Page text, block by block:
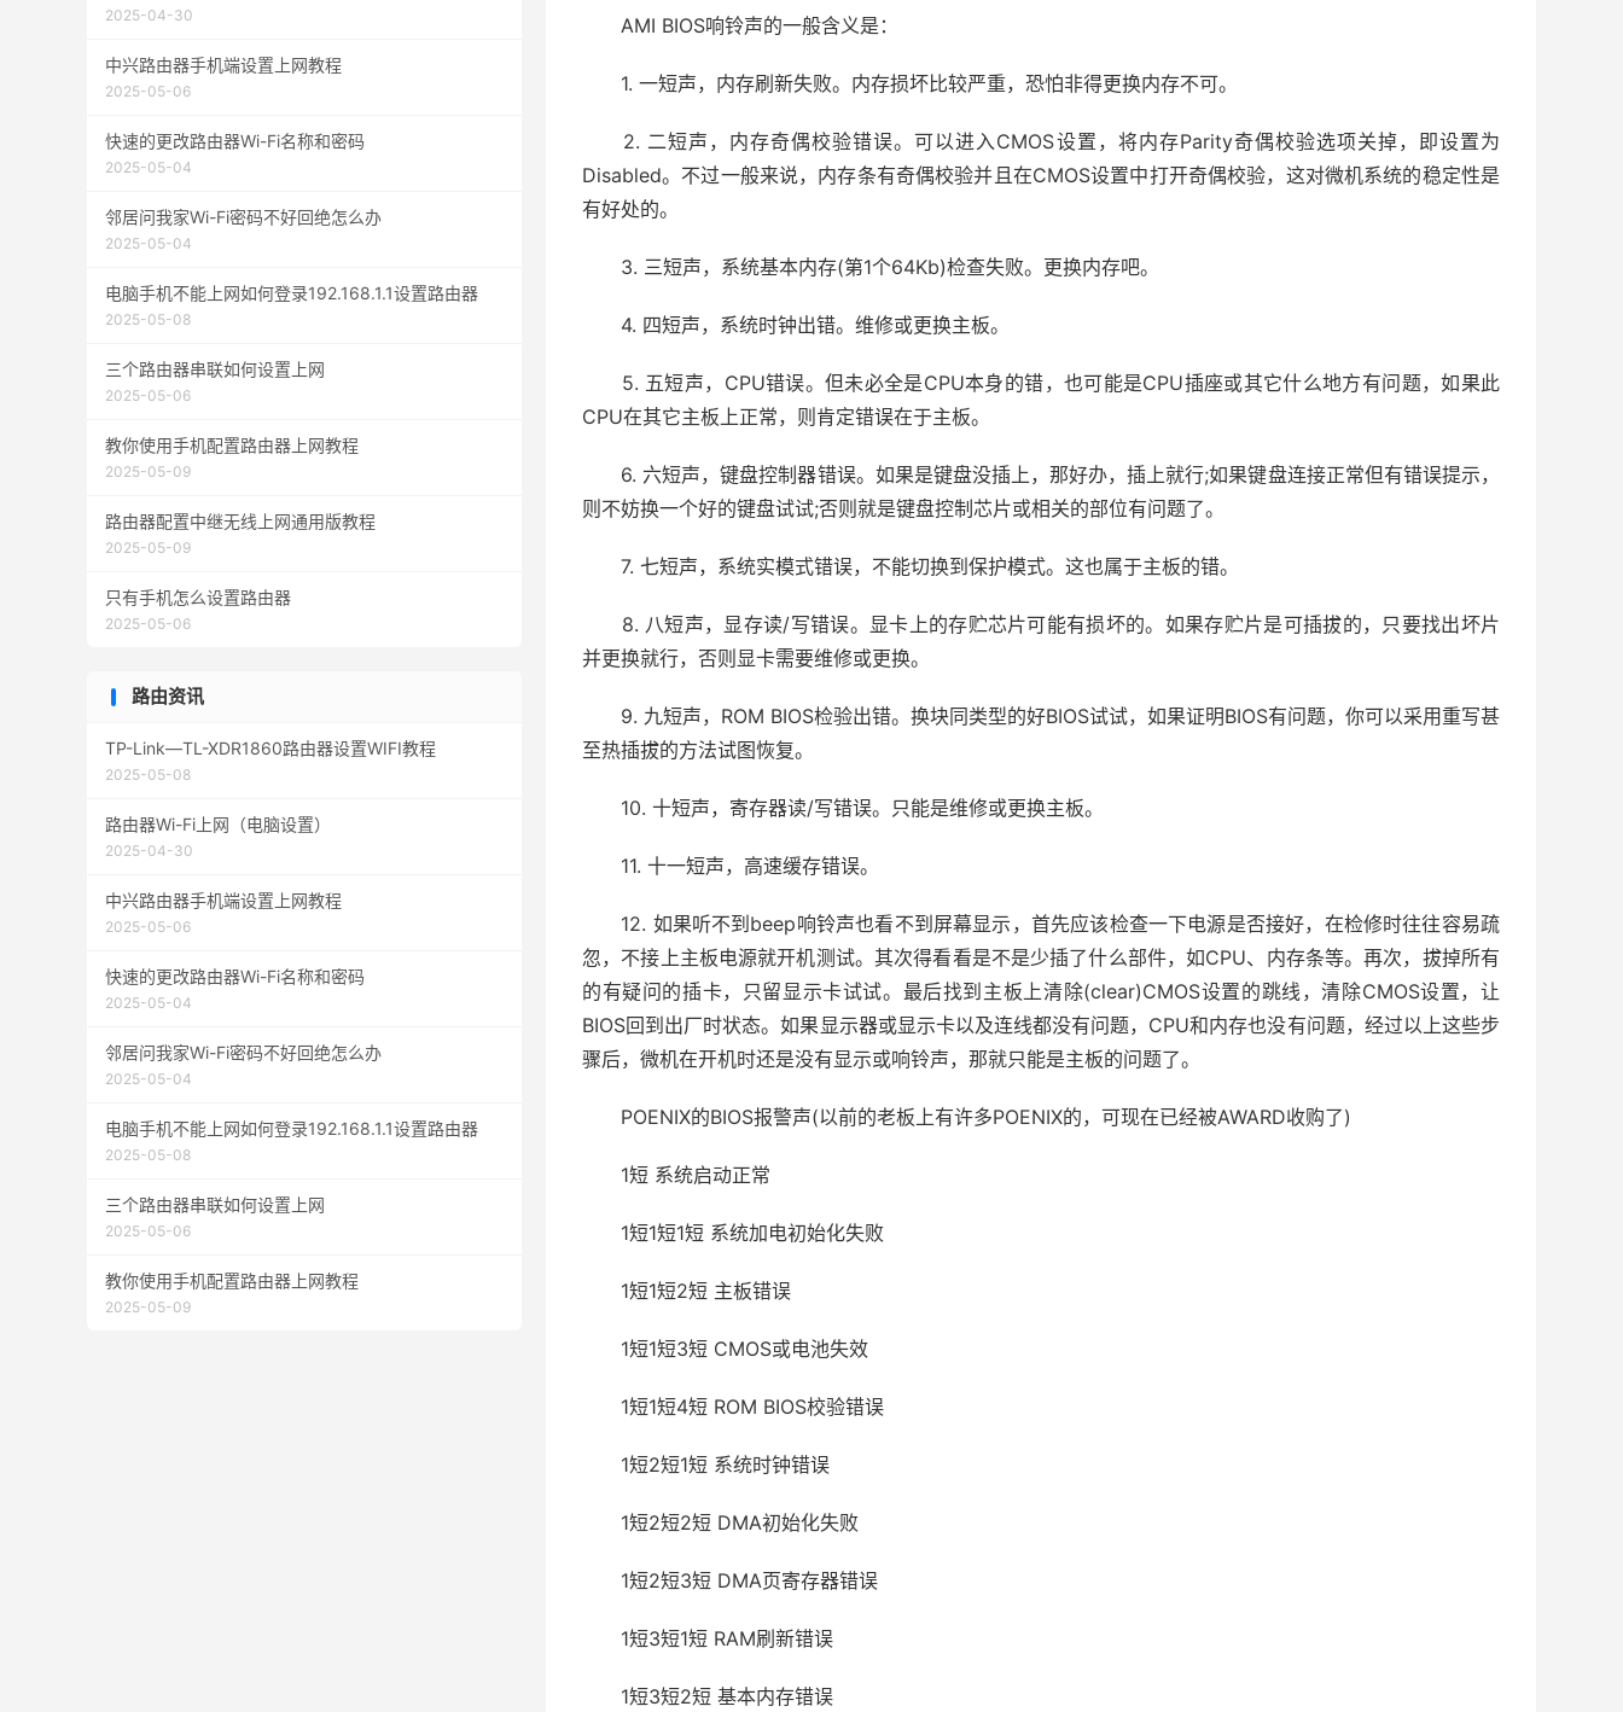
AMI BIOS响铃声的一般含义是：
1. 一短声，内存刷新失败。内存损坏比较严重，恐怕非得更换内存不可。
2. 二短声，内存奇偶校验错误。可以进入CMOS设置，将内存Parity奇偶校验选项关掉，即设置为
Disabled。不过一般来说，内存条有奇偶校验并且在CMOS设置中打开奇偶校验，这对微机系统的稳定性是
有好处的。
3. 三短声，系统基本内存(第1个64Kb)检查失败。更换内存吧。
4. 四短声，系统时钟出错。维修或更换主板。
5. 五短声，CPU错误。但未必全是CPU本身的错，也可能是CPU插座或其它什么地方有问题，如果此
CPU在其它主板上正常，则肯定错误在于主板。
6. 六短声，键盘控制器错误。如果是键盘没插上，那好办，插上就行;如果键盘连接正常但有错误提示，
则不妨换一个好的键盘试试;否则就是键盘控制芯片或相关的部位有问题了。
7. 七短声，系统实模式错误，不能切换到保护模式。这也属于主板的错。
8. 八短声，显存读/写错误。显卡上的存贮芯片可能有损坏的。如果存贮片是可插拔的，只要找出坏片
并更换就行，否则显卡需要维修或更换。
9. 九短声，ROM BIOS检验出错。换块同类型的好BIOS试试，如果证明BIOS有问题，你可以采用重写甚
至热插拔的方法试图恢复。
10. 十短声，寄存器读/写错误。只能是维修或更换主板。
11. 十一短声，高速缓存错误。
12. 如果听不到beep响铃声也看不到屏幕显示，首先应该检查一下电源是否接好，在检修时往往容易疏
忽，不接上主板电源就开机测试。其次得看看是不是少插了什么部件，如CPU、内存条等。再次，拔掉所有
的有疑问的插卡，只留显示卡试试。最后找到主板上清除(clear)CMOS设置的跳线，清除CMOS设置，让
BIOS回到出厂时状态。如果显示器或显示卡以及连线都没有问题，CPU和内存也没有问题，经过以上这些步
骤后，微机在开机时还是没有显示或响铃声，那就只能是主板的问题了。
POENIX的BIOS报警声(以前的老板上有许多POENIX的，可现在已经被AWARD收购了)
1短 系统启动正常
1短1短1短 系统加电初始化失败
1短1短2短 主板错误
1短1短3短 CMOS或电池失效
1短1短4短 ROM BIOS校验错误
1短2短1短 系统时钟错误
1短2短2短 DMA初始化失败
1短2短3短 DMA页寄存器错误
1短3短1短 RAM刷新错误
1短3短2短 基本内存错误
2025-04-30
中兴路由器手机端设置上网教程
2025-05-06
快速的更改路由器Wi-Fi名称和密码
2025-05-04
邻居问我家Wi-Fi密码不好回绝怎么办
2025-05-04
电脑手机不能上网如何登录192.168.1.1设置路由器
2025-05-08
三个路由器串联如何设置上网
2025-05-06
教你使用手机配置路由器上网教程
2025-05-09
路由器配置中继无线上网通用版教程
2025-05-09
只有手机怎么设置路由器
2025-05-06
路由资讯
TP-Link—TL-XDR1860路由器设置WIFI教程
2025-05-08
路由器Wi-Fi上网（电脑设置）
2025-04-30
中兴路由器手机端设置上网教程
2025-05-06
快速的更改路由器Wi-Fi名称和密码
2025-05-04
邻居问我家Wi-Fi密码不好回绝怎么办
2025-05-04
电脑手机不能上网如何登录192.168.1.1设置路由器
2025-05-08
三个路由器串联如何设置上网
2025-05-06
教你使用手机配置路由器上网教程
2025-05-09